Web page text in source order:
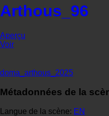
Arthous_96
Aperçu
Voir
doma_arthous_2025
Métadonnées de la
Langue de la scène: EN